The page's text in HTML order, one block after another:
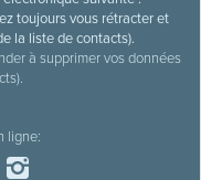
toujours vous rétracter et
la liste de contacts).
à supprimer vos données
ligne: